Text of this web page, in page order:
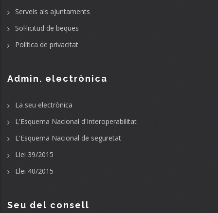
Serveis als ajuntaments
Sol·licitud de beques
Política de privacitat
Admin. electrònica
La seu electrònica
L'Esquema Nacional d'Interoperabilitat
L'Esquema Nacional de seguretat
Llei 39/2015
Llei 40/2015
Seu del consell